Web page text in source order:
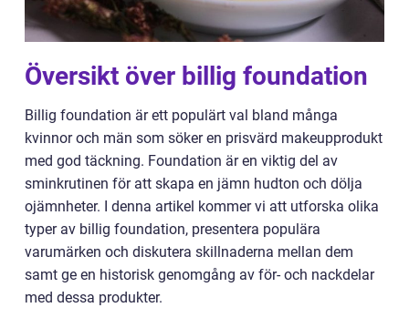
Översikt över billig foundation
Billig foundation är ett populärt val bland många
kvinnor och män som söker en prisvärd makeupprodukt
med god täckning. Foundation är en viktig del av
sminkrutinen för att skapa en jämn hudton och dölja
ojämnheter. I denna artikel kommer vi att utforska olika
typer av billig foundation, presentera populära
varumärken och diskutera skillnaderna mellan dem
samt ge en historisk genomgång av för- och nackdelar
med dessa produkter.